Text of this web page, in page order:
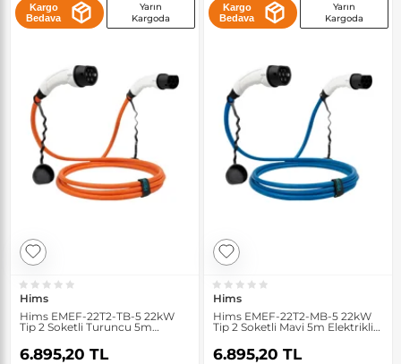
Kargo
Bedava
Yarın
Kargoda
Hims
Hims EMEF-22T2-TB-5 22kW
Tip 2 Soketli Turuncu 5m
Elektrikli Araç Şarj Kablosu
6.895,20 TL
Kargo
Bedava
Yarın
Kargoda
Hims
Hims EMEF-22T2-MB-5 22kW
Tip 2 Soketli Mavi 5m Elektrikli
Araç Şarj Kablosu
6.895,20 TL